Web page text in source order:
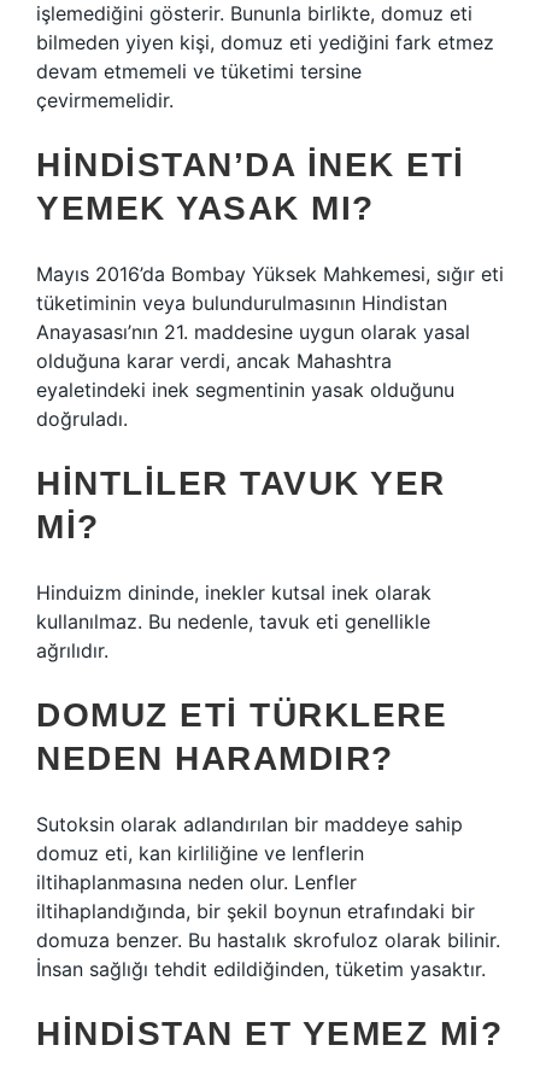
işlemediğini gösterir. Bununla birlikte, domuz eti
bilmeden yiyen kişi, domuz eti yediğini fark etmez
devam etmemeli ve tüketimi tersine
çevirmemelidir.
HINDISTAN’DA INEK ETI
YEMEK YASAK MI?
Mayıs 2016’da Bombay Yüksek Mahkemesi, sığır eti
tüketiminin veya bulundurulmasının Hindistan
Anayasası’nın 21. maddesine uygun olarak yasal
olduğuna karar verdi, ancak Mahashtra
eyaletindeki inek segmentinin yasak olduğunu
doğruladı.
HINTLILER TAVUK YER
MI?
Hinduizm dininde, inekler kutsal inek olarak
kullanılmaz. Bu nedenle, tavuk eti genellikle
ağrılıdır.
DOMUZ ETI TÜRKLERE
NEDEN HARAMDIR?
Sutoksin olarak adlandırılan bir maddeye sahip
domuz eti, kan kirliliğine ve lenflerin
iltihaplanmasına neden olur. Lenfler
iltihaplandığında, bir şekil boynun etrafındaki bir
domuza benzer. Bu hastalık skrofuloz olarak bilinir.
İnsan sağlığı tehdit edildiğinden, tüketim yasaktır.
HINDISTAN ET YEMEZ MI?